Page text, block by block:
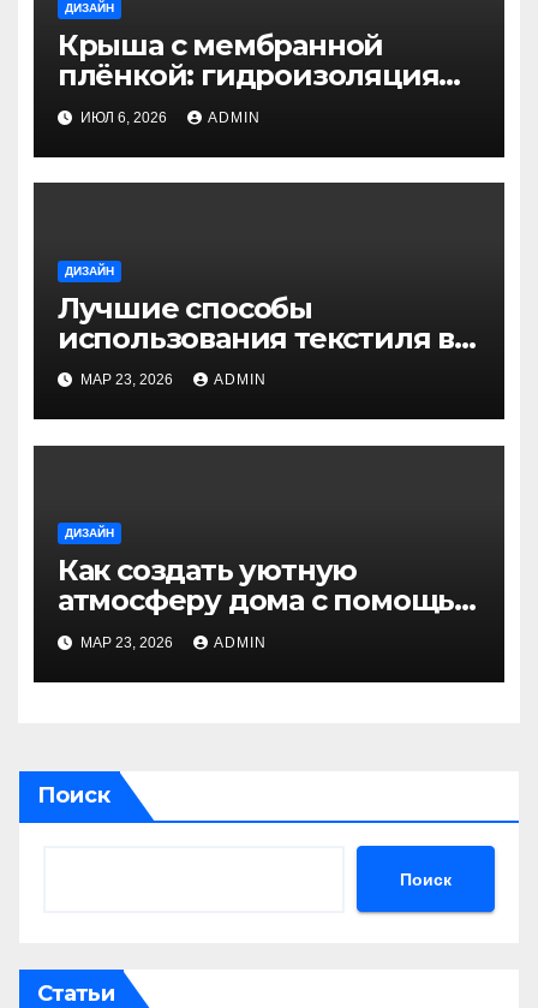
ДИЗАЙН
Крыша с мембранной
плёнкой: гидроизоляция
своими руками
ИЮЛ 6, 2026 ADMIN
ДИЗАЙН
Лучшие способы
использования текстиля в
декоре для уюта и стиля
МАР 23, 2026 ADMIN
ДИЗАЙН
Как создать уютную
атмосферу дома с помощью
света: практические советы
МАР 23, 2026 ADMIN
Поиск
Поиск
Статьи